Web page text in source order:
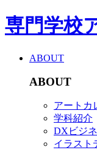
専門学校
ABOUT
ABOUT
アートカ
学科紹介
DXビジ
イラスト